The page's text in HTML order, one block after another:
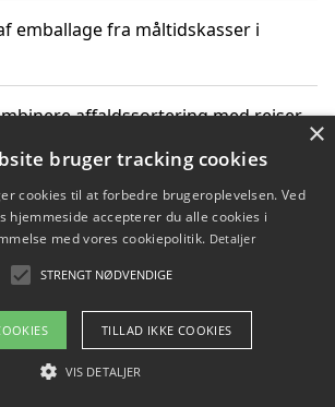
emballage fra måltidskasser i
affaldssortering med rejser
kan bidrage til co2 reduktion
Blog Betingelser
×
bruger tracking cookies
cookies til at forbedre brugeroplevelsen. Ved
hjemmeside accepterer du alle cookies i
med vores cookiepolitik. Detaljer
STRENGT NØDVENDIGE
TILLAD IKKE COOKIES
VIS DETALJER